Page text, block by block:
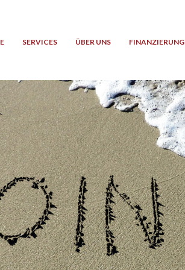
SERVICES ÜBER UNS FINANZIERUNG